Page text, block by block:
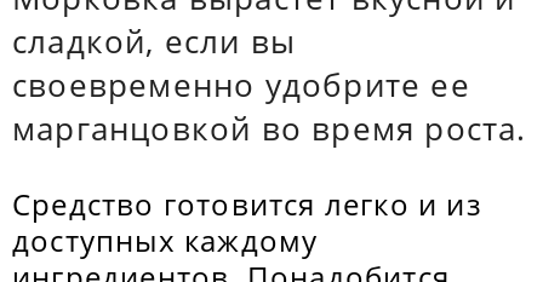
сладкой, если вы
своевременно удобрите ее
марганцовкой во время роста.
Средство готовится легко и из
доступных каждому